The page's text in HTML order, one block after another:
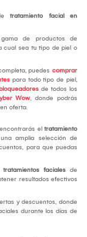
tratamiento facial en
de productos de
cual sea tu tipo de piel o
puedes comprar
para todo tipo de piel,
de todos los
Wow, donde podrás
oferta.
el tratamiento
amplia selección de
para que puedas
tratamientos faciales de
resultados efectivos
y descuentos, donde
durante los días de